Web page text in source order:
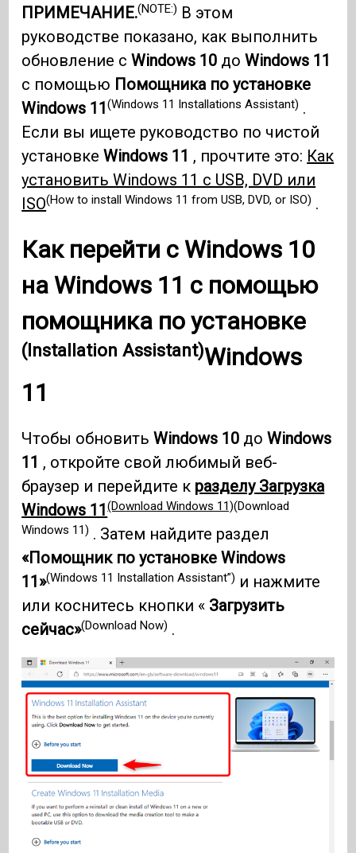
ПРИМЕЧАНИЕ.(NOTE:) В этом
руководстве показано, как выполнить
обновление сWindows 10 доWindows 11
с помощью Помощника по установке
Windows 11(Windows 11 Installations Assistant) .
Если вы ищете руководство по чистой
установкеWindows 11 , прочтите это: Как
установить Windows 11 с USB, DVD или
ISO(How to install Windows 11 from USB, DVD, or ISO) .
Как перейти сWindows 10
наWindows 11 с помощью
помощника по установке
(Installation Assistant)Windows
11
Чтобы обновитьWindows 10 доWindows
11 , откройте свой любимый веб-
браузер и перейдите к разделу Загрузка
Windows 11(Download Windows 11)(Download
Windows 11) . Затем найдите раздел
«Помощник по установке Windows
11»(Windows 11 Installation Assistant”) и нажмите
или коснитесь кнопки « Загрузить
сейчас»(Download Now) .